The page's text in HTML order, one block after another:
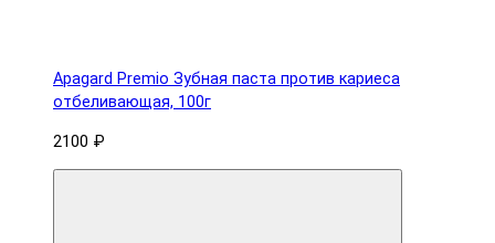
Apagard Premio Зубная паста против кариеса
отбеливающая, 100г
2100 ₽